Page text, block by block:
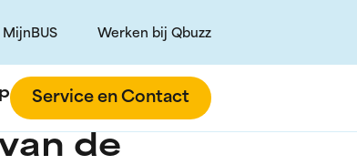
MijnBUS Werken bij Qbuzz
Service en Contact
de